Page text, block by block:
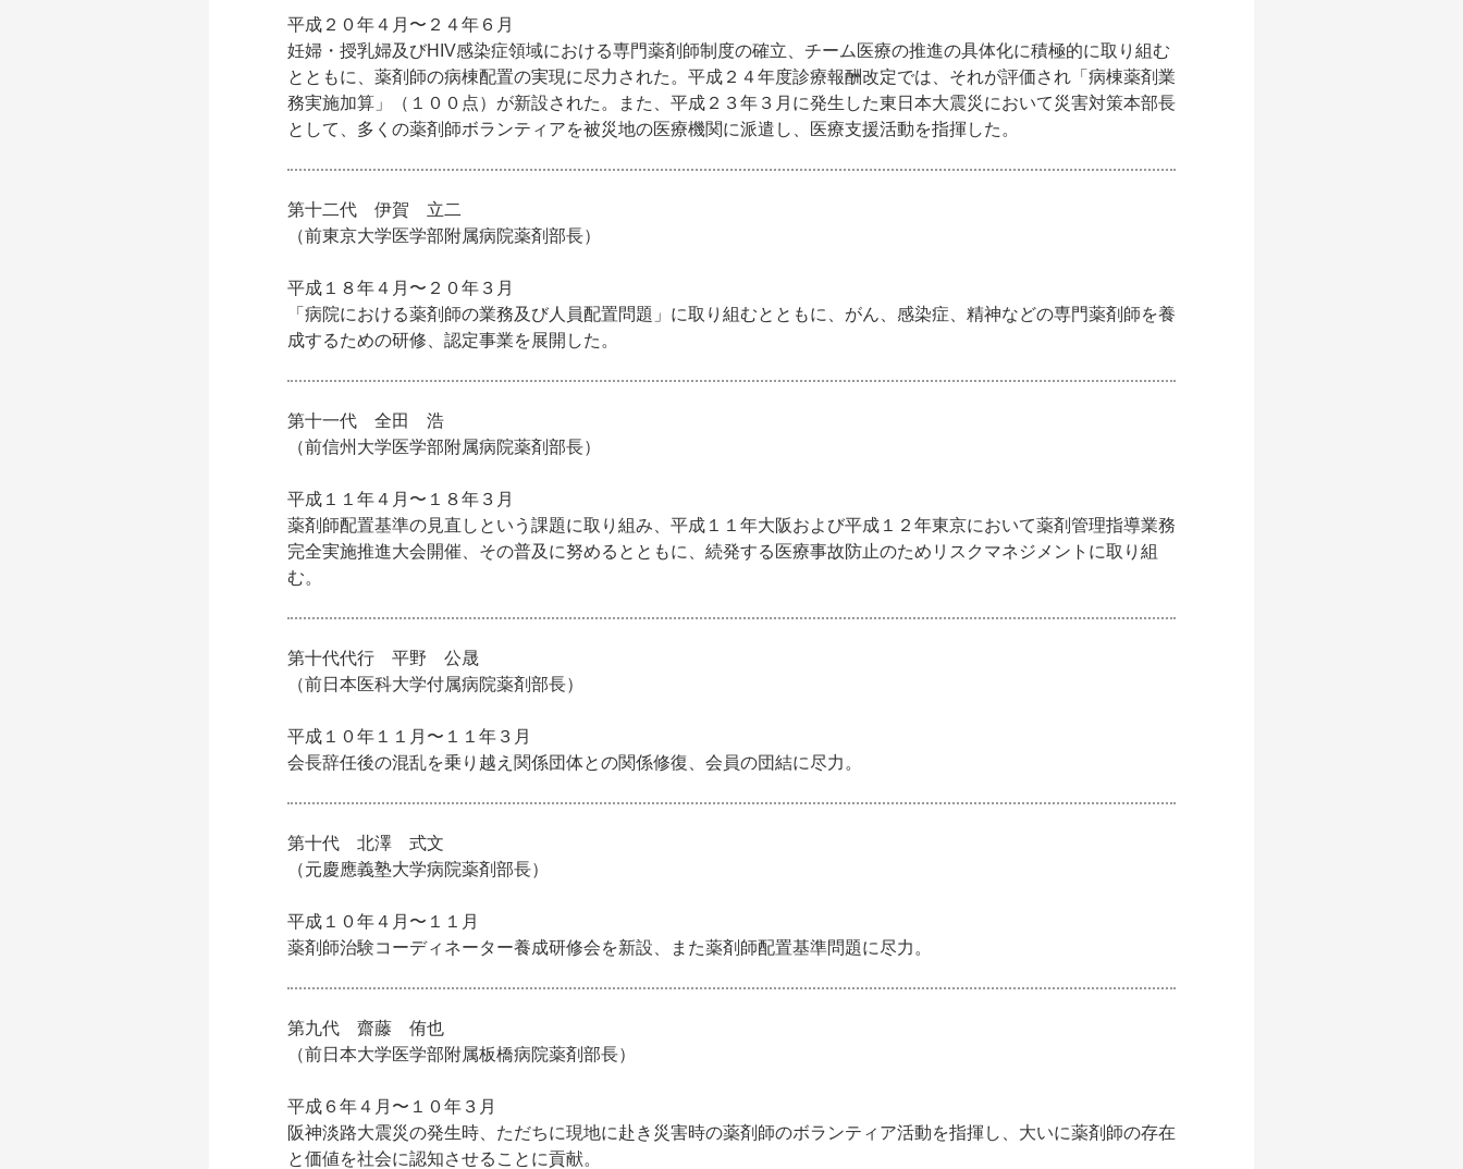
平成２０年４月〜２４年６月
妊婦・授乳婦及びHIV感染症領域における専門薬剤師制度の確立、チーム医療の推進の具体化に積極的に取り組む
とともに、薬剤師の病棟配置の実現に尽力された。平成２４年度診療報酬改定では、それが評価され「病棟薬剤業
務実施加算」（１００点）が新設された。また、平成２３年３月に発生した東日本大震災において災害対策本部長
として、多くの薬剤師ボランティアを被災地の医療機関に派遣し、医療支援活動を指揮した。
第十二代 伊賀 立二
（前東京大学医学部附属病院薬剤部長）
平成１８年４月〜２０年３月
「病院における薬剤師の業務及び人員配置問題」に取り組むとともに、がん、感染症、精神などの専門薬剤師を養
成するための研修、認定事業を展開した。
第十一代 全田 浩
（前信州大学医学部附属病院薬剤部長）
平成１１年４月〜１８年３月
薬剤師配置基準の見直しという課題に取り組み、平成１１年大阪および平成１２年東京において薬剤管理指導業務
完全実施推進大会開催、その普及に努めるとともに、続発する医療事故防止のためリスクマネジメントに取り組
む。
第十代代行 平野 公晟
（前日本医科大学付属病院薬剤部長）
平成１０年１１月〜１１年３月
会長辞任後の混乱を乗り越え関係団体との関係修復、会員の団結に尽力。
第十代 北澤 式文
（元慶應義塾大学病院薬剤部長）
平成１０年４月〜１１月
薬剤師治験コーディネーター養成研修会を新設、また薬剤師配置基準問題に尽力。
第九代 齋藤 侑也
（前日本大学医学部附属板橋病院薬剤部長）
平成６年４月〜１０年３月
阪神淡路大震災の発生時、ただちに現地に赴き災害時の薬剤師のボランティア活動を指揮し、大いに薬剤師の存在
と価値を社会に認知させることに貢献。